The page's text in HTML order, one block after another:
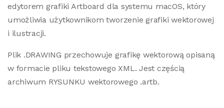
edytorem grafiki Artboard dla systemu macOS, który
umożliwia użytkownikom tworzenie grafiki wektorowej
i ilustracji.
Plik .DRAWING przechowuje grafikę wektorową opisaną
w formacie pliku tekstowego XML. Jest częścią
archiwum RYSUNKU wektorowego .artb.